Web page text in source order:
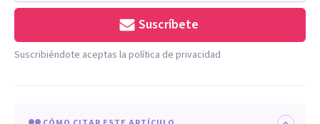
Suscríbete
Suscribiéndote aceptas la política de privacidad